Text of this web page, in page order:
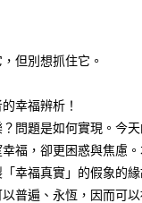
含以上)免運費
但別想抓住它。
幸福辨析！
問題是如何實現。今
福，卻更困惑與焦慮
幸福真實」的假象的
普遍、永恆，因而可